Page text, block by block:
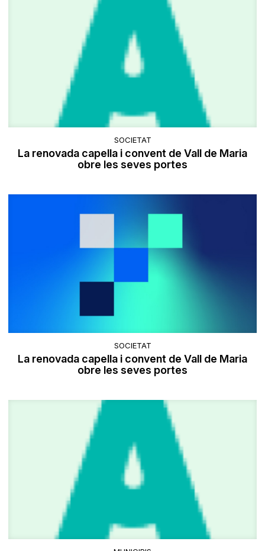
SOCIETAT
La renovada capella i convent de Vall de Maria
obre les seves portes
SOCIETAT
La renovada capella i convent de Vall de Maria
obre les seves portes